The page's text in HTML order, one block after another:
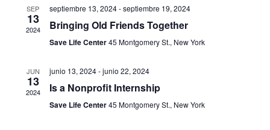
SEP
13
2024
septiembre 13, 2024-septiembre 19, 2024
Bringing Old Friends Together
Save Life Center45 Montgomery St., New York
JUN
13
2024
junio 13, 2024-junio 22, 2024
Is a Nonprofit Internship
Save Life Center45 Montgomery St., New York